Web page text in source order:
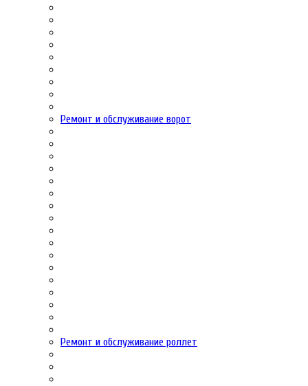
Ремонт и обслуживание ворот
Ремонт и обслуживание роллет